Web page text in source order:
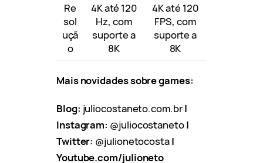
Re
sol
uçã
o
4K até 120
Hz, com
suporte a
8K
4K até 120
FPS, com
suporte a
8K
Mais novidades sobre games:
Blog: juliocostaneto.com.br|
Instagram: @juliocostaneto|
Twitter: @julionetocosta|
Youtube.com/julioneto